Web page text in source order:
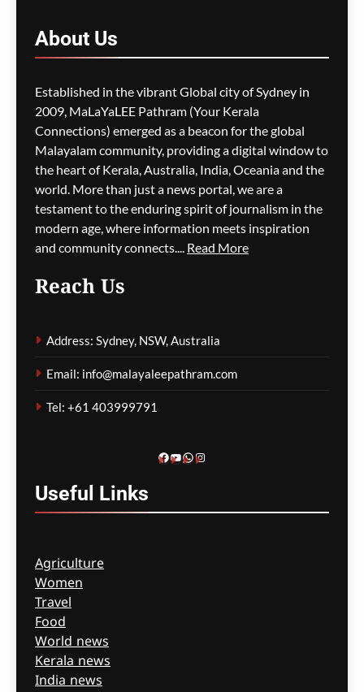
ago
0
പുനർജനി കേസ്:
ക്രമക്കേടില്ലെന്ന റിപ്പോർട്ട്
പിണറായി സർക്കാരിന്റെ
കാലത്തുതന്നെയെന്ന്
വി.ഡി. സതീശൻ
മെഹ്റു ഇസ്മായില്‍
3 hours
ago
0
മണലും എക്കലും
നീക്കംചെയ്യാൻ തീരുമാനം
ago
About Us
Established in the vibrant Global city of Sydney in
2009, MaLaYaLEE Pathram (Your Kerala
Connections) emerged as a beacon for the global
Malayalam community, providing a digital window to
the heart of Kerala, Australia, India, Oceania and the
world. More than just a news portal, we are a
testament to the enduring spirit of journalism in the
modern age, where information meets inspiration
and community connects.... Read More
Reach Us
Address: Sydney, NSW, Australia
Email: info@malayaleepathram.com
Tel: +61 403999791
Facebook
YouTube
WhatsApp
Instagram
Useful Links
Agriculture
Women
Travel
Food
World news
Kerala news
India news